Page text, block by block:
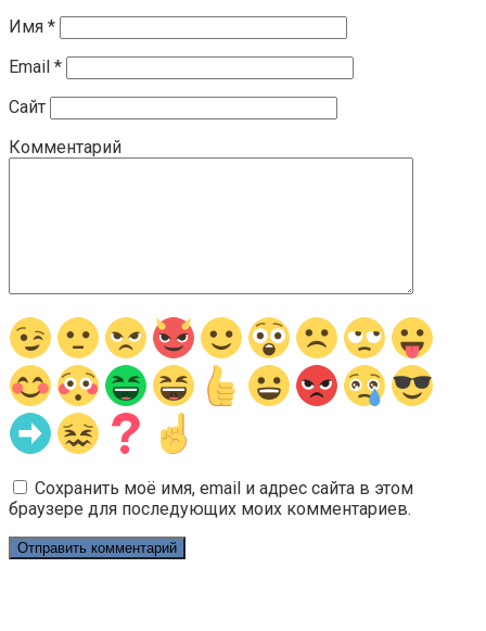
Имя *
Email *
Сайт
Комментарий
Сохранить моё имя, email и адрес сайта в этом
браузере для последующих моих комментариев.